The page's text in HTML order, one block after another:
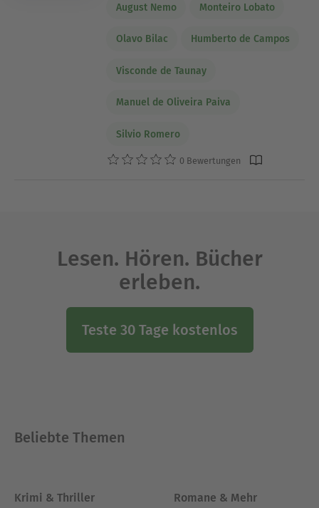
August Nemo Monteiro Lobato
Olavo Bilac Humberto de Campos
Visconde de Taunay
Manuel de Oliveira Paiva
Silvio Romero
0 Bewertungen
Lesen. Hören. Bücher
erleben.
Teste 30 Tage kostenlos
Beliebte Themen
Krimi & Thriller Romane & Mehr